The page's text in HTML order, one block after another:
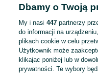
Dbamy o Twoją
My i nasi447 partnerzy
do informacji na
plikach cookie w celu
Użytkownik może
klikając poniżej lub w
prywatności. Te wybory